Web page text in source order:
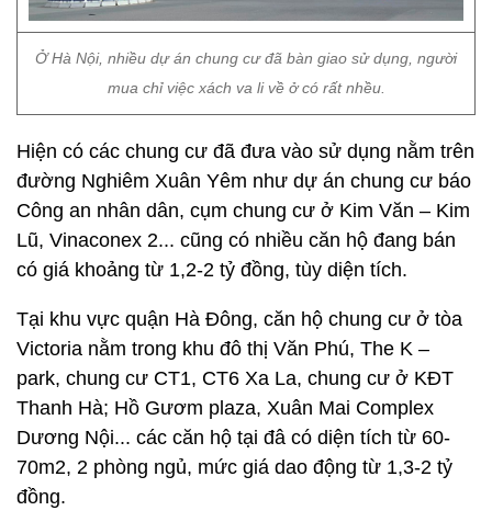
Ở Hà Nội, nhiều dự án chung cư đã bàn giao sử dụng, người
mua chỉ việc xách va li về ở có rất nhều.
Hiện có các chung cư đã đưa vào sử dụng nằm trên
đường Nghiêm Xuân Yêm như dự án chung cư báo
Công an nhân dân, cụm chung cư ở Kim Văn – Kim
Lũ, Vinaconex 2... cũng có nhiều căn hộ đang bán
có giá khoảng từ 1,2-2 tỷ đồng, tùy diện tích.
Tại khu vực quận Hà Đông, căn hộ chung cư ở tòa
Victoria nằm trong khu đô thị Văn Phú, The K –
park, chung cư CT1, CT6 Xa La, chung cư ở KĐT
Thanh Hà; Hồ Gươm plaza, Xuân Mai Complex
Dương Nội... các căn hộ tại đâ có diện tích từ 60-
70m2, 2 phòng ngủ, mức giá dao động từ 1,3-2 tỷ
đồng.